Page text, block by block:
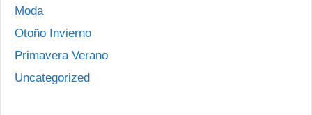
Moda
Otoño Invierno
Primavera Verano
Uncategorized